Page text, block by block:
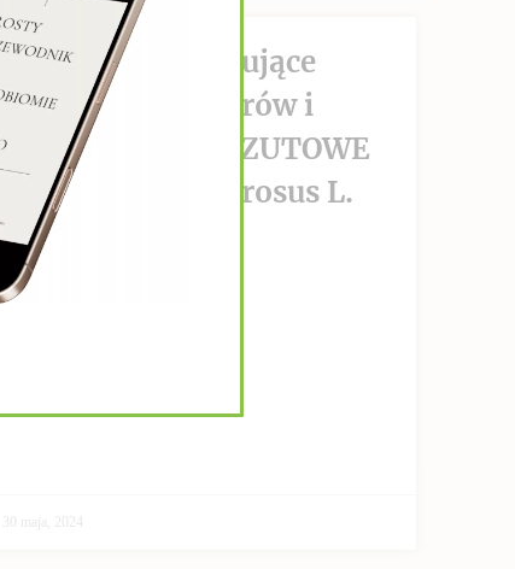
DZIAŁANIE hamujące
wzrost nowotworów i
PRZECIWPRZERZUTOWE
Helianthus Tuberosus L.
CZYTAJ DALEJ >>
30 maja, 2024